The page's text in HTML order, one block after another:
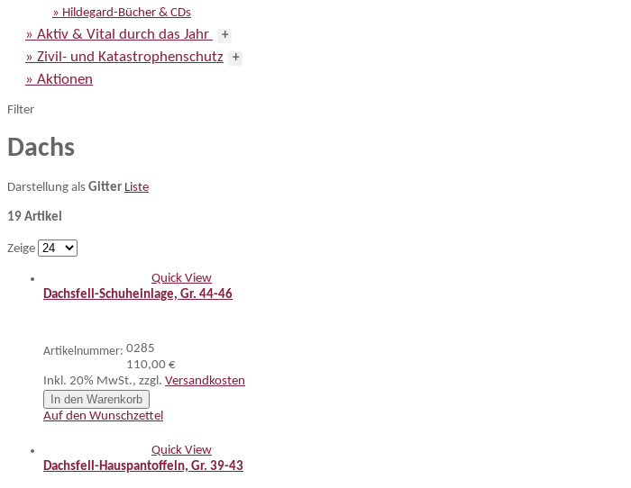
» Hildegard-Bücher & CDs
» Aktiv & Vital durch das Jahr +
» Zivil- und Katastrophenschutz +
» Aktionen
Filter
Dachs
Darstellung als Gitter Liste
19 Artikel
Zeige
Quick View
Dachsfell-Schuheinlage, Gr. 44-46
Artikelnummer: 0285
110,00 €
Inkl. 20% MwSt., zzgl. Versandkosten
In den Warenkorb
Auf den Wunschzettel
Quick View
Dachsfell-Hauspantoffeln, Gr. 39-43